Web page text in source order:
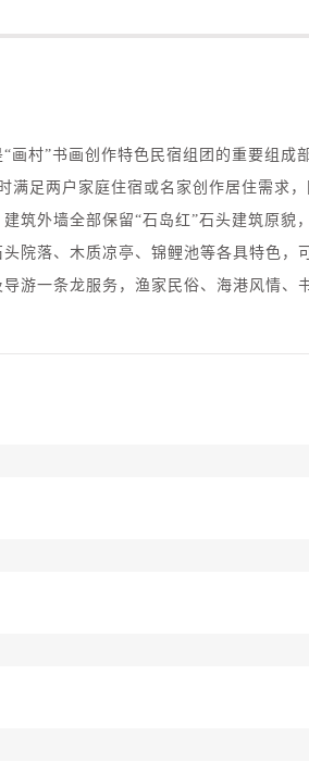
画村”书画创作特色民宿组团的重要组
满足两户家庭住宿或名家创作居住需求
筑外墙全部保留“石岛红”石头建筑原
院落、木质凉亭、锦鲤池等各具特色
游一条龙服务，渔家民俗、海港风情、